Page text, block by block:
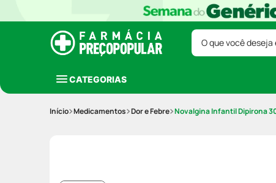
O que você deseja
CATEGORIAS
Medicamentos Dor e Febre Novalgina Infantil Dipirona